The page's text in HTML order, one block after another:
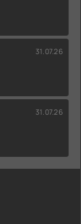
31.07.26
31.07.26